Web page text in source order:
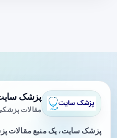
پزشک
مقالات
پزشک سایت، یک منبع